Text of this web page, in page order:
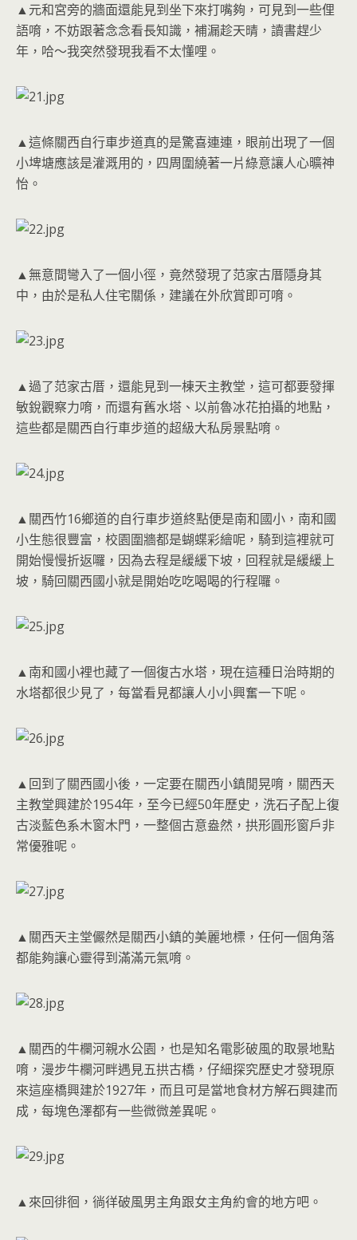
▲元和宮旁的牆面還能見到坐下來打嘴夠，可見到一些俚
語唷，不妨跟著念念看長知識，補漏趁天晴，讀書趕少
年，哈～我突然發現我看不太懂哩。
▲這條關西自行車步道真的是驚喜連連，眼前出現了一個
小埤塘應該是灌溉用的，四周圍繞著一片綠意讓人心曠神
怡。
▲無意間彎入了一個小徑，竟然發現了范家古厝隱身其
中，由於是私人住宅關係，建議在外欣賞即可唷。
▲過了范家古厝，還能見到一棟天主教堂，這可都要發揮
敏銳觀察力唷，而還有舊水塔、以前魯冰花拍攝的地點，
這些都是關西自行車步道的超級大私房景點唷。
▲關西竹16鄉道的自行車步道終點便是南和國小，南和國
小生態很豐富，校園圍牆都是蝴蝶彩繪呢，騎到這裡就可
開始慢慢折返囉，因為去程是緩緩下坡，回程就是緩緩上
坡，騎回關西國小就是開始吃吃喝喝的行程囉。
▲南和國小裡也藏了一個復古水塔，現在這種日治時期的
水塔都很少見了，每當看見都讓人小小興奮一下呢。
▲回到了關西國小後，一定要在關西小鎮閒晃唷，關西天
主教堂興建於1954年，至今已經50年歷史，洗石子配上復
古淡藍色系木窗木門，一整個古意盎然，拱形圓形窗戶非
常優雅呢。
▲關西天主堂儼然是關西小鎮的美麗地標，任何一個角落
都能夠讓心靈得到滿滿元氣唷。
▲關西的牛欄河親水公園，也是知名電影破風的取景地點
唷，漫步牛欄河畔遇見五拱古橋，仔細探究歷史才發現原
來這座橋興建於1927年，而且可是當地食材方解石興建而
成，每塊色澤都有一些微微差異呢。
▲來回徘徊，徜徉破風男主角跟女主角約會的地方吧。